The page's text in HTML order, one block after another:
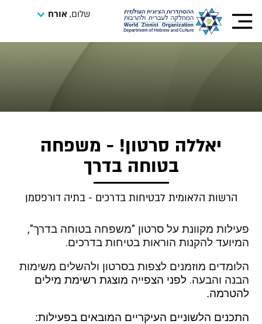
שלום, אורח
יאללה סרטון! - משפחה
בטוחה בדרך
הרשות הלאומית לבטיחות בדרכים - בתיה דורפסמן
המיועד להקנות הוראות בטיחות בדרכים.
הבנה והבעה. לפני הצפייה מוצגת רשימת מילים
להטרמה.
התכנים הלשוניים העיקריים המובאים בפעילות: